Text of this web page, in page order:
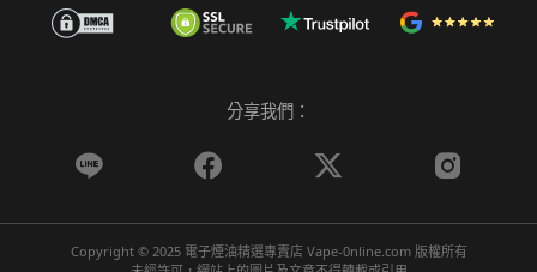
分享我們：
   
Copyright © 2025 電子煙油精選專賣店 Vape-0nline.com 版權所有